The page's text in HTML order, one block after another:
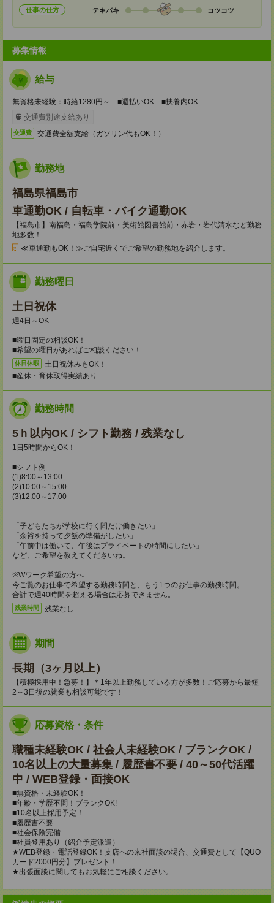
仕事の仕方 テキパキ コツコツ
募集情報
給与
無資格未経験：時給1280円～ ■週払いOK ■扶養内OK
交通費別途支給あり
交通費 交通費全額支給（ガソリン代もOK！）
勤務地
福島県福島市
車通勤OK / 自転車・バイク通勤OK
【福島市】南福島・福島学院前・美術館図書館前・赤岩・岩代清水など勤務
地多数！
≪車通勤もOK！≫ご自宅近くでご希望の勤務地を紹介します。
勤務曜日
土日祝休
週4日～OK
■曜日固定の相談OK！
■希望の曜日があればご相談ください！
休日休暇
土日祝休みもOK！
■産休・育休取得実績あり
勤務時間
5ｈ以内OK / シフト勤務 / 残業なし
1日5時間からOK！
■シフト例
(1)8:00～13:00
(2)10:00～15:00
(3)12:00～17:00
「子どもたちが学校に行く間だけ働きたい」
「余裕を持って夕飯の準備がしたい」
「午前中は働いて、午後はプライベートの時間にしたい」
など、ご希望を教えてくださいね。
※Wワーク希望の方へ
今ご覧のお仕事で希望する勤務時間と、もう1つのお仕事の勤務時間。
合計で週40時間を超える場合は応募できません。
残業時間 残業なし
期間
長期（3ヶ月以上）
【積極採用中！急募！】＊1年以上勤務している方が多数！ご応募から最短
2～3日後の就業も相談可能です！
応募資格・条件
職種未経験OK / 社会人未経験OK / ブランクOK /
10名以上の大量募集 / 履歴書不要 / 40～50代活躍
中 / WEB登録・面接OK
■無資格・未経験OK！
■年齢・学歴不問！ブランクOK!
■10名以上採用予定！
■履歴書不要
■社会保険完備
■社員登用あり（紹介予定派遣）
★WEB登録・電話登録OK！支店への来社面談の場合、交通費として【QUO
カード2000円分】プレゼント！
★出張面談に関してもお気軽にご相談ください。